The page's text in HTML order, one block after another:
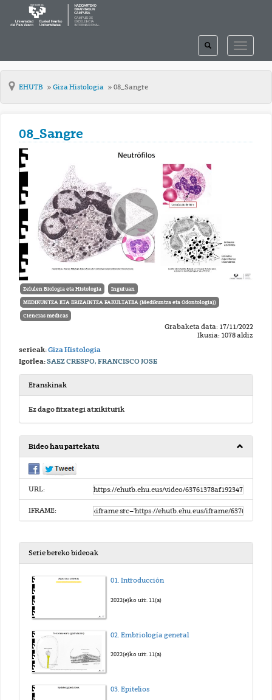
TOGGLE
TOGGLE
SEARCH
EHUTB Giza Histologia 08_Sangre
08_Sangre
Zelulen Biologia eta Histologia Inguruan
MEDIKUNTZA ETA ERIZAINTZA FAKULTATEA (Medikuntza eta Odontologia))
Ciencias médicas
Grabaketa data: 17/11/2022
Ikusia: 1078 aldiz
serieak:Giza Histologia
Igorlea:SAEZ CRESPO, FRANCISCO JOSE
Eranskinak
Ez dago fitxategi atxikiturik
Bideo hau partekatu
URL:
IFRAME:
Serie bereko bideoak
01. Introducción
2022(e)ko urr. 11(a)
02. Embriología general
2022(e)ko urr. 11(a)
03. Epitelios